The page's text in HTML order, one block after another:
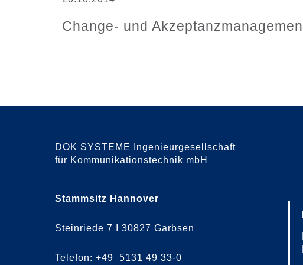
Change- und
DOK SYSTEME Ingenieurgesellschaft
für Kommunikationstechnik mbH
Stammsitz Hannover
Steinriede 7 I 30827 Garbsen
Telefon: +49 5131 49 33-0